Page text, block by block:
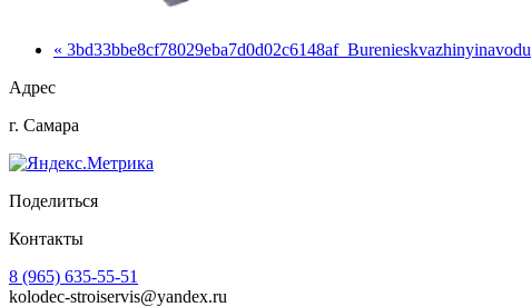
« 3bd33bbe8cf78029eba7d0d02c6148af_Burenieskvazhinyinavodu
Адрес
г. Самара
Поделиться
Контакты
8 (965) 635-55-51
kolodec-stroiservis@yandex.ru